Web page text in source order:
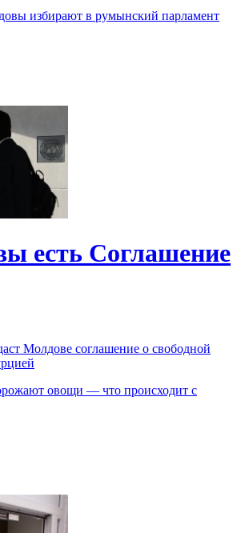
избирают в румынский парламент
есть Соглашение
Молдове соглашение о свободной
овощи — что происходит с